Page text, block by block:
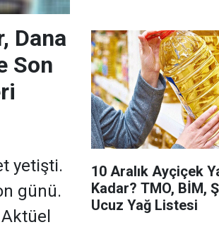
Dana
Son
yetişti.
günü.
10 Aralık Ayçiçek
Kadar? TMO, BİM,
Ucuz Yağ Listesi